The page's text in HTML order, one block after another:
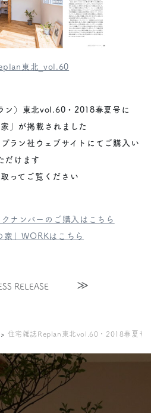
東北_vol.60
ン）東北vol.60・2018春夏号に
家」が掲載されました
ラン社ウェブサイトにてご購入い
だけます
ってご覧ください
ナンバーのご購入はこちら
家」WORKはこちら
RELEASE
> 住宅雑誌Replan東北vol.60・2018春夏号